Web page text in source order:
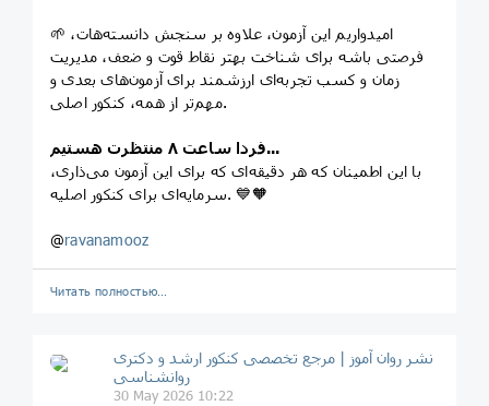
🌱 امیدواریم این آزمون، علاوه بر سنجش دانسته‌هات،
فرصتی باشه برای شناخت بهتر نقاط قوت و ضعف، مدیریت
زمان و کسب تجربه‌ای ارزشمند برای آزمون‌های بعدی و
مهم‌تر از همه، کنکور اصلی.
فردا ساعت ۸ منتظرت هستیم...
با این اطمینان که هر دقیقه‌ای که برای این آزمون می‌ذاری،
سرمایه‌ای برای کنکور اصلیه. 💙🧡
@ravanamooz
Читать полностью…
نشر روان‌ آموز | مرجع تخصصی کنکور ارشد و دکتری
روانشناسی
30 May 2026 10:22